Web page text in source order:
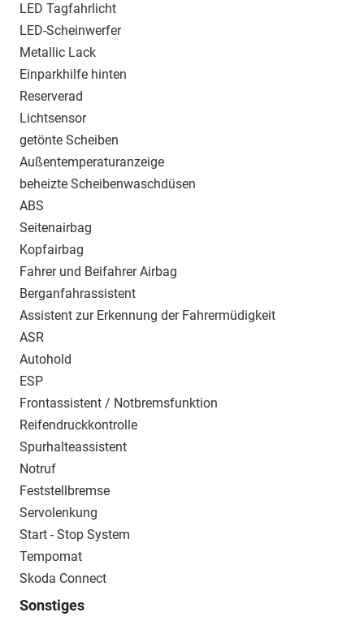
LED Tagfahrlicht
LED-Scheinwerfer
Metallic Lack
Einparkhilfe hinten
Reserverad
Lichtsensor
getönte Scheiben
Außentemperaturanzeige
beheizte Scheibenwaschdüsen
ABS
Seitenairbag
Kopfairbag
Fahrer und Beifahrer Airbag
Berganfahrassistent
Assistent zur Erkennung der Fahrermüdigkeit
ASR
Autohold
ESP
Frontassistent / Notbremsfunktion
Reifendruckkontrolle
Spurhalteassistent
Notruf
Feststellbremse
Servolenkung
Start - Stop System
Tempomat
Skoda Connect
Sonstiges